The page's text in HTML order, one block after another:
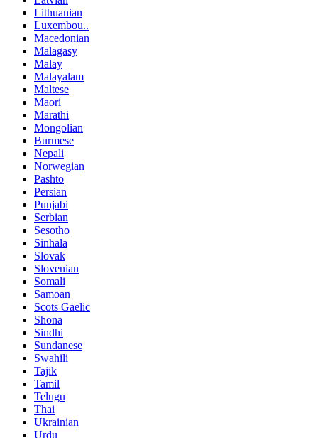
Lithuanian
Luxembou..
Macedonian
Malagasy
Malay
Malayalam
Maltese
Maori
Marathi
Mongolian
Burmese
Nepali
Norwegian
Pashto
Persian
Punjabi
Serbian
Sesotho
Sinhala
Slovak
Slovenian
Somali
Samoan
Scots Gaelic
Shona
Sindhi
Sundanese
Swahili
Tajik
Tamil
Telugu
Thai
Ukrainian
Urdu